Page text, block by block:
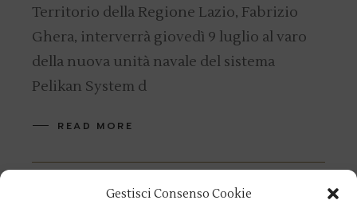
Gestisci Consenso Cookie
Territorio della Regione Lazio, Fabrizio
Ghera, interverrà giovedì 9 luglio al varo
della nuova unità navale del sistema
Pelikan System d
READ MORE
29 GIUGNO 2026
ATTIVITÀ SOCIALI